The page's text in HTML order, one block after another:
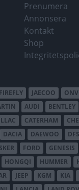
Prenumera
Annonsera
Kontakt
Shop
FIREFLY JAECOO
AUDI BENTLEY
CATERHAM
DACIA DAEWOO
FORD GENESIS
HONGQI HUMMER
JEEP KGM KIA